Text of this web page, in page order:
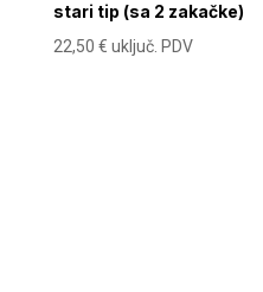
stari tip (sa 2 zakačke)
22,50 € uključ. PDV